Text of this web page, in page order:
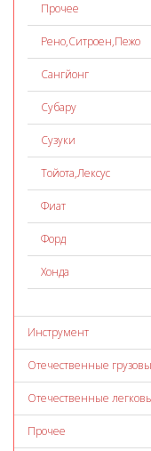
Прочее
Рено,Ситроен,Пежо
Сангйонг
Субару
Сузуки
Тойота,Лексус
Фиат
Форд
Хонда
Инструмент
Отечественные
Отечественные
Прочее